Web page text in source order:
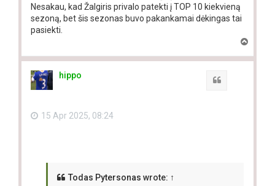
Nesakau, kad Žalgiris privalo patekti į TOP 10 kiekvieną
sezoną, bet šis sezonas buvo pakankamai dėkingas tai
pasiekti.
p
hippo
15 Apr 2025, 08:24
Todas Pytersonas wrote: ↑